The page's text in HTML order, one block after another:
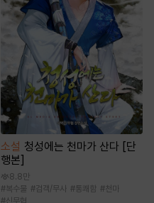
소설 청성에는 천마가 산다 [단
행본]
8.8만
#복수물 #검객/무사 #통쾌함 #천마